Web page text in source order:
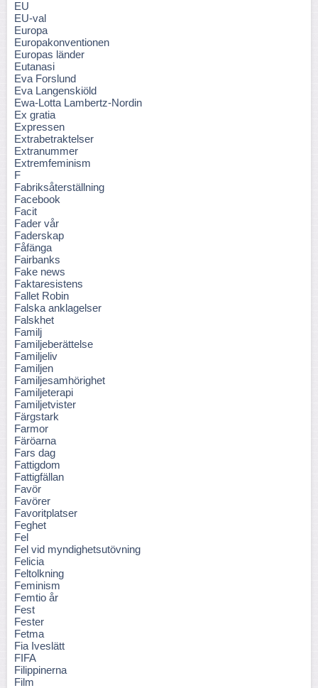
EU
EU-val
Europa
Europakonventionen
Europas länder
Eutanasi
Eva Forslund
Eva Langenskiöld
Ewa-Lotta Lambertz-Nordin
Ex gratia
Expressen
Extrabetraktelser
Extranummer
Extremfeminism
F
Fabriksåterställning
Facebook
Facit
Fader vår
Faderskap
Fåfänga
Fairbanks
Fake news
Faktaresistens
Fallet Robin
Falska anklagelser
Falskhet
Familj
Familjeberättelse
Familjeliv
Familjen
Familjesamhörighet
Familjeterapi
Familjetvister
Färgstark
Farmor
Färöarna
Fars dag
Fattigdom
Fattigfällan
Favör
Favörer
Favoritplatser
Feghet
Fel
Fel vid myndighetsutövning
Felicia
Feltolkning
Feminism
Femtio år
Fest
Fester
Fetma
Fia Iveslätt
FIFA
Filippinerna
Film